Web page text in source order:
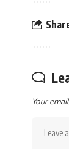
Your